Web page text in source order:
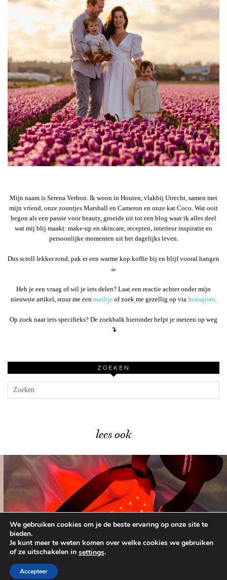
Mijn naam is Serena Verbon. Ik woon in Houten, vlakbij Utrecht, samen met
mijn vriend, onze zoontjes Marshall en Cameron en onze kat Coco. Wat ooit
begon als een passie voor beauty, groeide uit tot een blog waar ik alles deel
wat mij blij maakt: make-up en skincare, recepten, interieur inspiratie en
persoonlijke momenten uit het dagelijks leven.
Dus scroll lekker rond, pak er een warme kop koffie bij en blijf vooral hangen
☕︎
Heb je een vraag of wil je iets delen? Laat een reactie achter onder mijn
nieuwste artikel, stuur me een mailtje of zoek me gezellig op via Instagram.
Op zoek naar iets specifieks? De zoekbalk hieronder helpt je meteen op weg
↴
ZOEKEN
lees ook
Dit is HET moment …
We gebruiken cookies om je de beste ervaring op onze site te
bieden.
Je kunt meer te weten komen over welke cookies we gebruiken
of ze uitschakelen in settings.
Accepteer